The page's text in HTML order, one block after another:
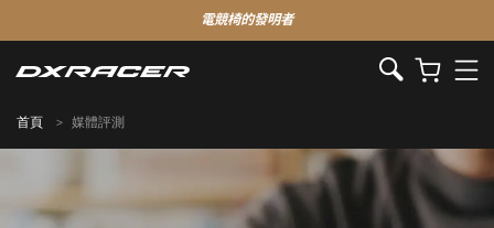
電競椅的發明者
首頁 媒體評測